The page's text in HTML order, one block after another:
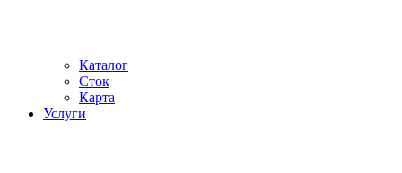
Каталог
Сток
Карта
Услуги